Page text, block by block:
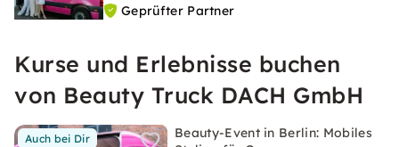
Geprüfter Partner
Kurse und Erlebnisse buchen
von Beauty Truck DACH GmbH
Auch bei Dir
Beauty-Event in Berlin: Mobiles